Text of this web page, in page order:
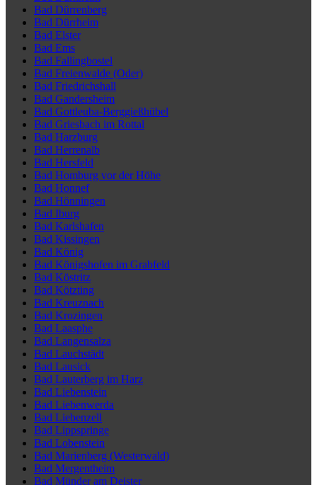
Bad Dürrenberg
Bad Dürrheim
Bad Elster
Bad Ems
Bad Fallingbostel
Bad Freienwalde (Oder)
Bad Friedrichshall
Bad Gandersheim
Bad Gottleuba-Berggießhübel
Bad Griesbach im Rottal
Bad Harzburg
Bad Herrenalb
Bad Hersfeld
Bad Homburg vor der Höhe
Bad Honnef
Bad Hönningen
Bad Iburg
Bad Karlshafen
Bad Kissingen
Bad König
Bad Königshofen im Grabfeld
Bad Köstritz
Bad Kötzting
Bad Kreuznach
Bad Krozingen
Bad Laasphe
Bad Langensalza
Bad Lauchstädt
Bad Lausick
Bad Lauterberg im Harz
Bad Liebenstein
Bad Liebenwerda
Bad Liebenzell
Bad Lippspringe
Bad Lobenstein
Bad Marienberg (Westerwald)
Bad Mergentheim
Bad Münder am Deister